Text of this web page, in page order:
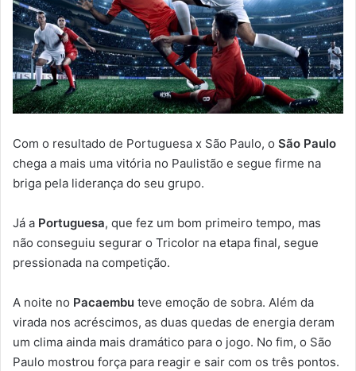
Com o resultado de Portuguesa x São Paulo, o São Paulo
chega a mais uma vitória no Paulistão e segue firme na
briga pela liderança do seu grupo.
Já a Portuguesa, que fez um bom primeiro tempo, mas
não conseguiu segurar o Tricolor na etapa final, segue
pressionada na competição.
A noite no Pacaembu teve emoção de sobra. Além da
virada nos acréscimos, as duas quedas de energia deram
um clima ainda mais dramático para o jogo. No fim, o São
Paulo mostrou força para reagir e sair com os três pontos.